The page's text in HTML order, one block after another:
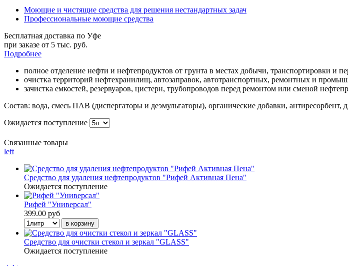
Моющие и чистящие средства для решения нестандартных задач
Профессиональные моющие средства
Бесплатная доставка по Уфе
при заказе от 5 тыс. руб.
Подробнее
полное отделение нефти и нефтепродуктов от грунта в местах добычи, транспортировки и
очистка территорий нефтехранилищ, автозаправок, автотранспортных, ремонтных и
зачистка емкостей, резервуаров, цистерн, трубопроводов перед ремонтом или сменой
Состав: вода, смесь ПАВ (диспергаторы и деэмульгаторы), органические добавки, антиресорбент,
Ожидается поступление
Связанные товары
left
Средство для удаления нефтепродуктов "Рифей Активная Пена"
Ожидается поступление
Рифей "Универсал"
399.00 руб
Средство для очистки стекол и зеркал "GLASS"
Ожидается поступление